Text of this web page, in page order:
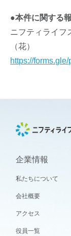
●本件に関する
ニフティライ
（花）
https://
企業情報
私たちについて
会社概要
アクセス
役員一覧